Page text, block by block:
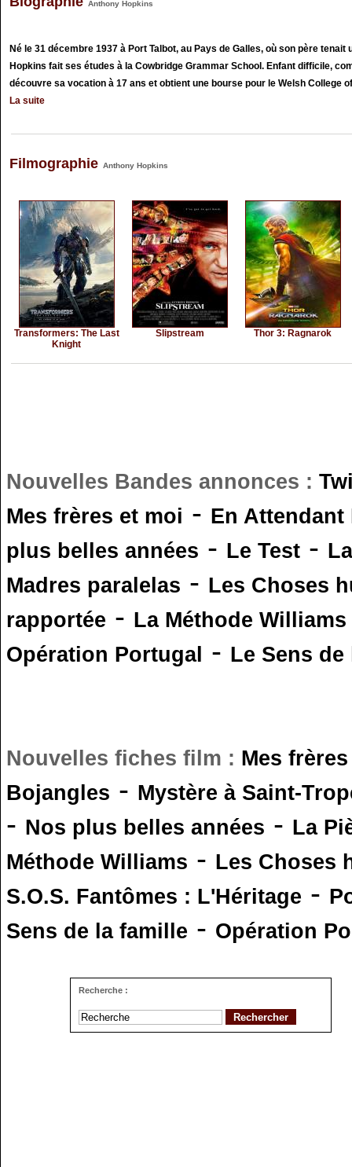
Anthony Hopkins
Né le 31 décembre 1937 à Port Talbot, au Pays de Galles, où son père tenait
Hopkins fait ses études à la Cowbridge Grammar School. Enfant difficile,
découvre sa vocation à 17 ans et obtient une bourse pour le Welsh College
La suite
Filmographie Anthony Hopkins
Transformers: The Last
Knight
Slipstream Thor 3: Ragnarok
Nouvelles Bandes annonces :
Mes frères et moi - En
plus belles années - Le Test -
Madres paralelas - Les Choses
rapportée - La Méthode Williams
Opération Portugal - Le Sens
Nouvelles fiches film : Mes
Bojangles - Mystère à Saint-
- Nos plus belles années - La
Méthode Williams - Les Choses
S.O.S. Fantômes : L'Héritage -
Sens de la famille - Opération
Recherche :